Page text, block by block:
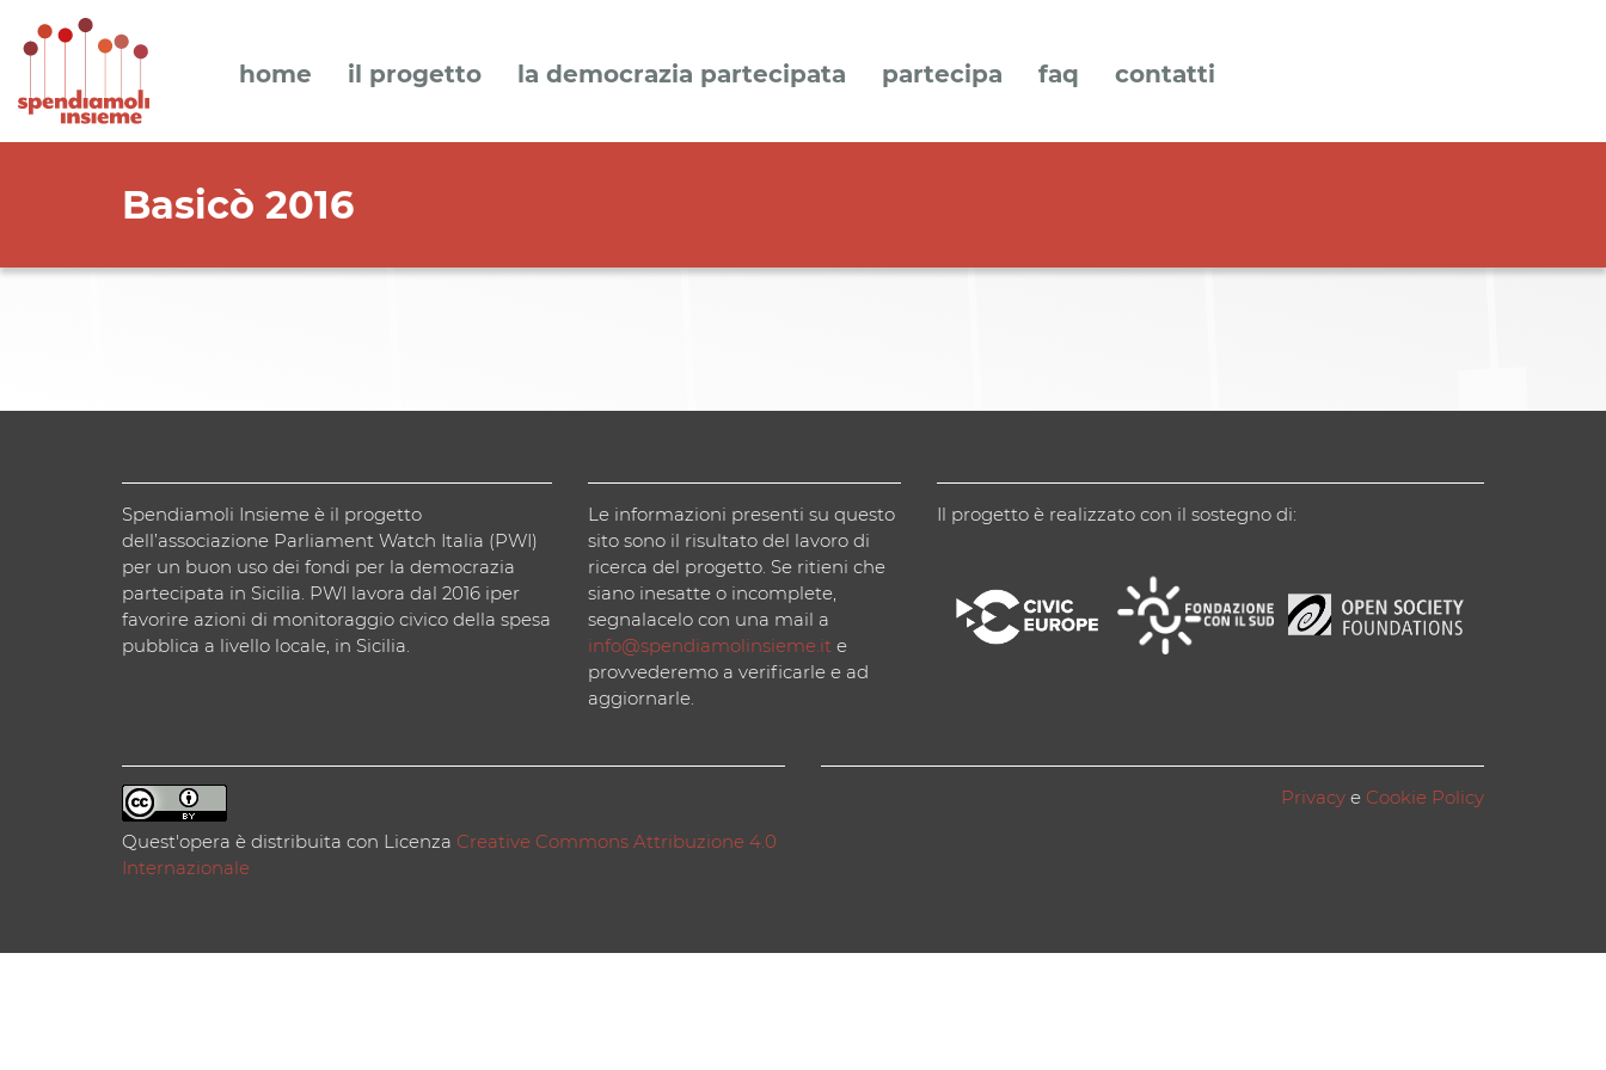
home il progetto la democrazia partecipata partecipa faq contatti
Basicò 2016
Spendiamoli Insieme è il progetto
dell’associazione Parliament Watch Italia (PWI)
per un buon uso dei fondi per la democrazia
partecipata in Sicilia. PWI lavora dal 2016 iper
favorire azioni di monitoraggio civico della spesa
pubblica a livello locale, in Sicilia.
Le informazioni presenti su questo
sito sono il risultato del lavoro di
ricerca del progetto. Se ritieni che
siano inesatte o incomplete,
segnalacelo con una mail a
info@spendiamolinsieme.ite
provvederemo a verificarle e ad
aggiornarle.
Il progetto è realizzato con il sostegno di:
Quest'opera è distribuita con Licenza Creative Commons Attribuzione 4.0
Internazionale
Privacy e Cookie Policy